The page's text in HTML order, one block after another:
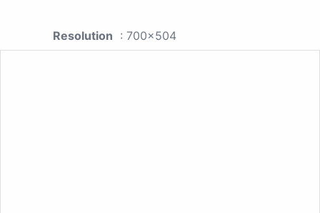
Resolution : 700x504